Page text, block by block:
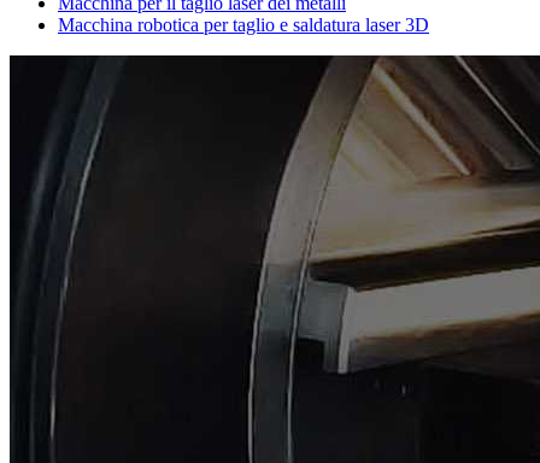
Macchina robotica per taglio e saldatura laser 3D